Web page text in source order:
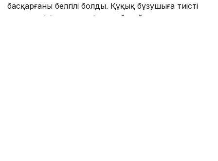
басқарғаны белгілі болды. Құқық бұзушыға тиісті
шара көріліп, автокөлік арнайы айыптұраққа